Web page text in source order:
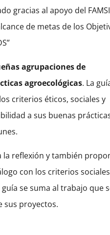
gracias al apoyo del
de metas de los
agrupaciones de
agroecológicas. La
criterios éticos, sociales y
a sus buenas
la reflexión y también
con los criterios
se suma al trabajo que
sus proyectos.